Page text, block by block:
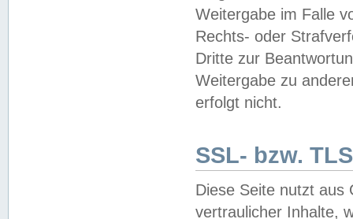
Weitergabe im Falle
Rechts- oder
Dritte zur
Weitergabe zu
erfolgt nicht.
SSL- bzw.
Diese Seite nutzt aus
vertraulicher Inhalte,